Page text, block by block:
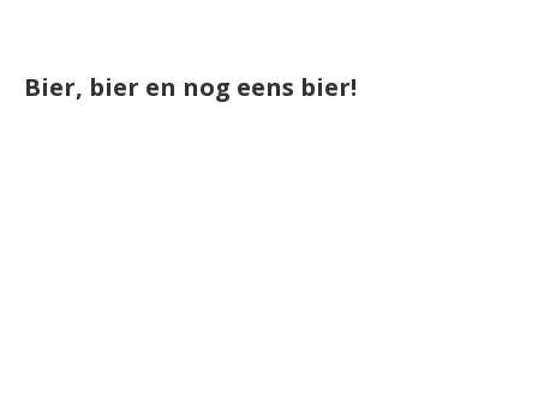
Bier, bier en nog eens bier!